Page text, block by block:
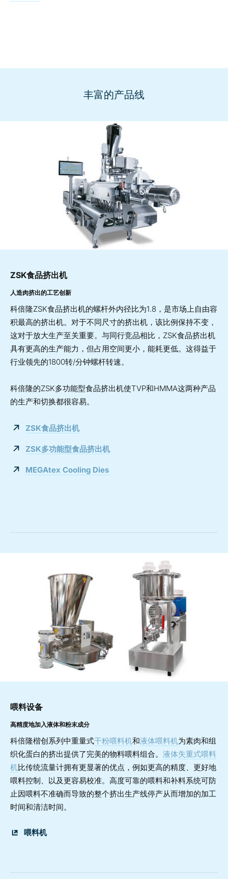
丰富的产品线
ZSK食品挤出机
人造肉挤出的工艺创新
科倍隆ZSK食品挤出机的螺杆外内径比为1.8，是市场上自由容
积最高的挤出机。对于不同尺寸的挤出机，该比例保持不变，
这对于放大生产至关重要。与同行竞品相比，ZSK食品挤出机
具有更高的生产能力，但占用空间更小，能耗更低。这得益于
行业领先的1800转/分钟螺杆转速。
科倍隆的ZSK多功能型食品挤出机使TVP和HMMA这两种产品
的生产和切换都很容易。
ZSK食品挤出机
ZSK多功能型食品挤出机
MEGAtex Cooling Dies
喂料设备
高精度地加入液体和粉末成分
科倍隆楷创系列中重量式干粉喂料机和液体喂料机为素肉和组
织化蛋白的挤出提供了完美的物料喂料组合。 液体失重式喂料
机比传统流量计拥有更显著的优点，例如更高的精度、更好地
喂料控制、以及更容易校准。高度可靠的喂料和补料系统可防
止因喂料不准确而导致的整个挤出生产线停产从而增加的加工
时间和清洁时间。
喂料机